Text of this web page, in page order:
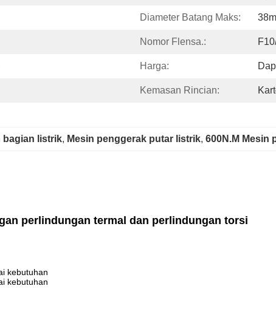
Diameter Batang Maks:
Nomor Flensa.:
Harga:
Kemasan Rincian:
bagian listrik, Mesin penggerak putar listrik, 600N.M Mesin
perlindungan termal dan perlindungan torsi
kebutuhan
kebutuhan